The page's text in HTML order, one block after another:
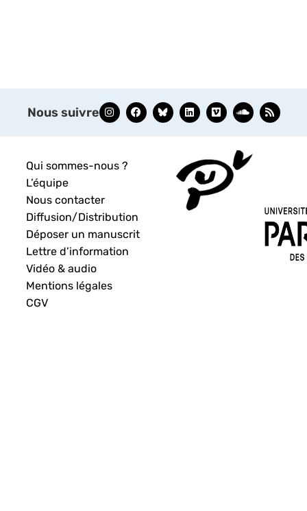
Nous suivre
Qui sommes-nous ?
L’équipe
Nous contacter
Diffusion/Distribution
Déposer un manuscrit
Lettre d’information
Vidéo & audio
Mentions légales
CGV